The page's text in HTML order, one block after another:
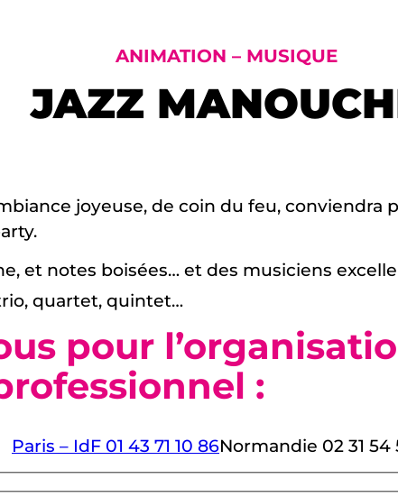
ANIMATION – MUSIQUE
JAZZ
joyeuse, de coin du feu, conviendra
et notes boisées… et des musiciens
quartet, quintet…
pour
:
Paris – IdF 01 43 71 10 86Normandie 02 31 54